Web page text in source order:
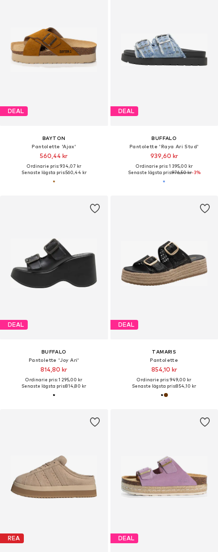
DEAL
BAYTON
Pantolette 'Ajax'
560,44 kr
Ordinarie pris: 934,07 kr
Senaste lägsta pris:560,44 kr
DEAL
BUFFALO
Pantolette 'Raya Ari Stud'
939,60 kr
Ordinarie pris: 1 395,00 kr
Senaste lägsta pris:976,50 kr-3%
DEAL
BUFFALO
Pantolette 'Joy Ari'
814,80 kr
Ordinarie pris: 1 295,00 kr
Senaste lägsta pris:814,80 kr
DEAL
TAMARIS
Pantolette
854,10 kr
Ordinarie pris: 949,00 kr
Senaste lägsta pris:854,10 kr
REA DEAL